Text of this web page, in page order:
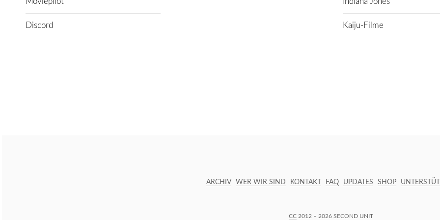
Discord Kaiju-Filme
ARCHIV WER WIR SIND KONTAKT FAQ UPDATES SHOP
CC 2012 – 2026 SECOND UNIT